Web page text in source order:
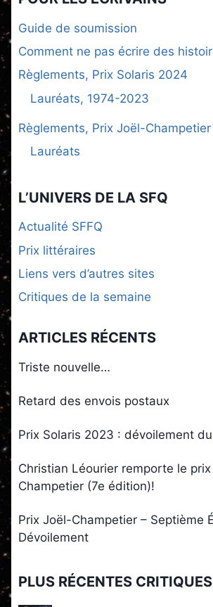
Guide de soumission
Comment ne pas écrire des
Règlements, Prix Solaris 2024
Lauréats, 1974-2023
Règlements, Prix Joël-
Lauréats
L’UNIVERS DE LA SFQ
Actualité SFFQ
Prix littéraires
Liens vers d’autres sites
Critiques de la semaine
ARTICLES RÉCENTS
Triste nouvelle…
Retard des envois postaux
Prix Solaris 2023 : dévoilement
Christian Léourier remporte le
Champetier (7e édition)!
Prix Joël-Champetier – Septième
Dévoilement
PLUS RÉCENTES CRITIQUES